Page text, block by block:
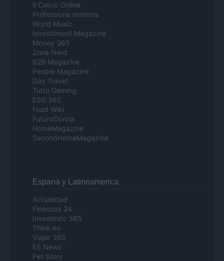
Il Calcio Online
Professione mamma
World Music
Investimenti Magazine
Money 365
Zona Nerd
B2B Magazine
People Magazine
Day Travel
Tutto Gaming
ESG 365
Food Wiki
FuturoDonna
HomeMagazine
SecondHomeMagazine
Espana y Latinoamerica
Actualidad
Finanzas 24
Investindo 365
Think.es
Viajar 365
ES Newz
Pet Story